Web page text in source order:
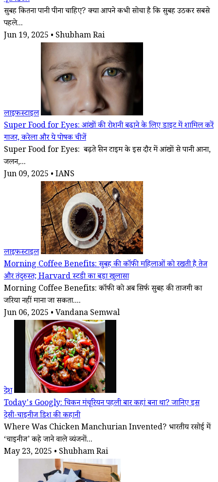
सुबह कितना पानी पीना चाहिए? क्या आपने कभी सोचा है कि सुबह उठकर सबसे
पहले...
Jun 19, 2025 • Shubham Rai
लाइफस्टाइल
Super Food for Eyes: आंखों की रोशनी बढ़ाने के लिए डाइट में शामिल करें
गाजर, करेला और ये पोषक चीजें
Super Food for Eyes: बढ़ते स्क्रीन टाइम के इस दौर में आंखों से पानी आना,
जलन,...
Jun 09, 2025 • IANS
लाइफस्टाइल
Morning Coffee Benefits: सुबह की कॉफी महिलाओं को रखती है तेज
और तंदुरुस्त; Harvard स्टडी का बड़ा खुलासा
Morning Coffee Benefits: कॉफी को अब सिर्फ सुबह की ताजगी का
जरिया नहीं माना जा सकता....
Jun 06, 2025 • Vandana Semwal
देश
Today's Googly: चिकन मंचूरियन पहली बार कहां बना था? जानिए इस
देसी-चाइनीज डिश की कहानी
Where Was Chicken Manchurian Invented? भारतीय रसोई में
‘चाइनीज’ कहे जाने वाले व्यंजनों...
May 23, 2025 • Shubham Rai